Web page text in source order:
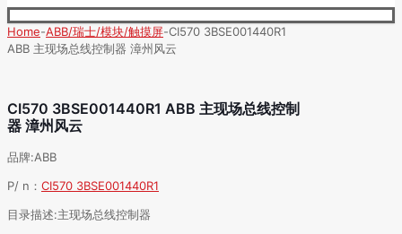
Home-ABB/瑞士/模块/触摸屏-CI570 3BSE001440R1
ABB 主现场总线控制器 漳州风云
CI570 3BSE001440R1 ABB 主现场总线控制
器 漳州风云
品牌:ABB
P/ n： CI570 3BSE001440R1
目录描述:主现场总线控制器